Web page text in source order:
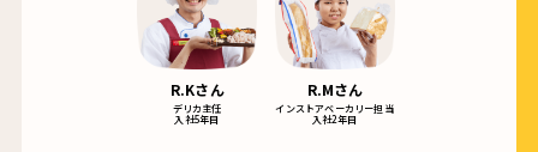
R.Kさん
デリカ主任
入社5年目
R.Mさん
インストアベーカリー担当
入社2年目